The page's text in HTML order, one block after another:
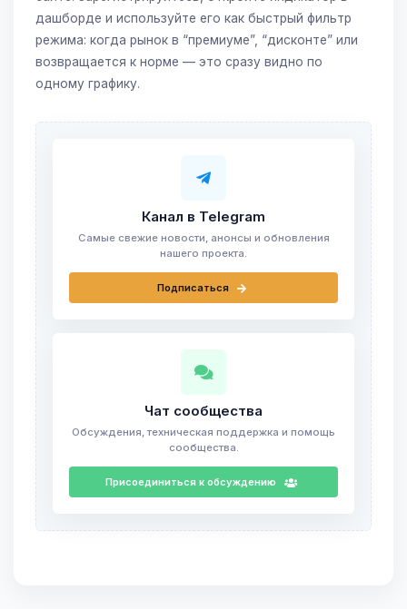
дашборде и используйте его как быстрый фильтр
режима: когда рынок в “премиуме”, “дисконте” или
возвращается к норме — это сразу видно по
одному графику.
Канал в Telegram
Самые свежие новости, анонсы и обновления
нашего проекта.
Подписаться
Чат сообщества
Обсуждения, техническая поддержка и помощь
сообщества.
Присоединиться к обсуждению